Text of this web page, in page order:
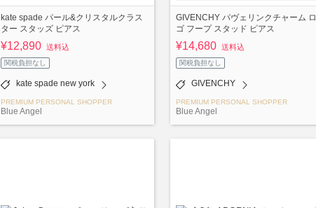
kate spade パール&クリスタルクラス
ター スタッズ ピアス
¥12,890 送料込
関税負担なし
kate spade new york
PREMIUM PERSONAL SHOPPER
Blue Angel
GIVENCHY パヴェリンクチャーム ロ
ゴ フープ スタッド ピアス
¥14,680 送料込
関税負担なし
GIVENCHY
PREMIUM PERSONAL SHOPPER
Blue Angel